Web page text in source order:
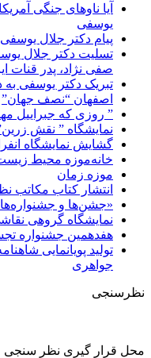
آیا ناوهای جنگی
یوسفی
پیام دکتر جلال
تسلیت دکتر جلال
صفی نژاد، پدر قنات
تبریک دکتر یوسفی به
اصفهان “نصف جهان”
” روزی که جبراییل
نمایشگاه ” نقش
گشایش نمایشگاه
خانه‌موزه محیط‌
موزه زمان
انتشار کتاب مکاتب
«جشن‌ها و
نمایشگاه گروهی
هفدهمین جشنواره
تولید پویانمایی
جواهری
نظرسنجی
محل قرار گیری نظر سنجی